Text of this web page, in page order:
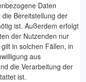
Daten
Bereitstellung der
ist. Außerdem erfolgt
der Nutzenden nur
in solchen Fällen, in
aus
die Verarbeitung der
ist.